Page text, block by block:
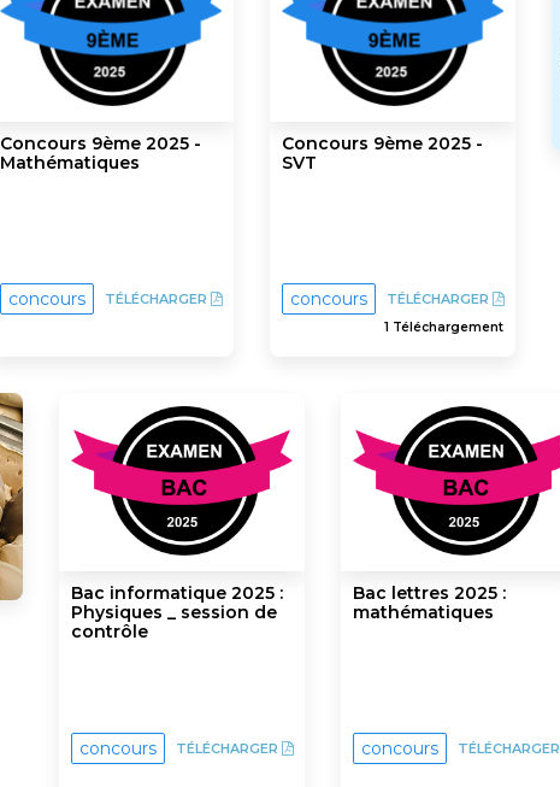
Concours 9ème 2025 -
Mathématiques
concours TÉLÉCHARGER
Concours 9ème 2025 -
SVT
concours TÉLÉCHARGER
1 Téléchargement
Bac informatique 2025 :
Physiques _ session de
contrôle
concours TÉLÉCHARGER
Bac lettres 2025 :
mathématiques
concours TÉLÉCHARGER